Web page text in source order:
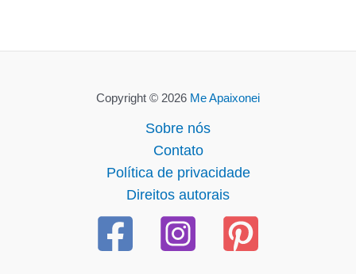
Copyright © 2026 Me Apaixonei
Sobre nós
Contato
Política de privacidade
Direitos autorais